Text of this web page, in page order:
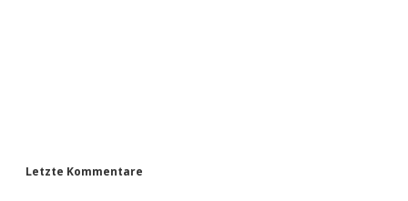
Letzte Kommentare